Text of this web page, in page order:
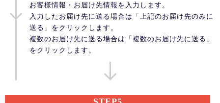
お客様情報・お届け先情報を入力します。
入力したお届け先に送る場合は「上記のお届け先のみに
送る」をクリックします。
複数のお届け先に送る場合は「複数のお届け先に送る」
をクリックします。